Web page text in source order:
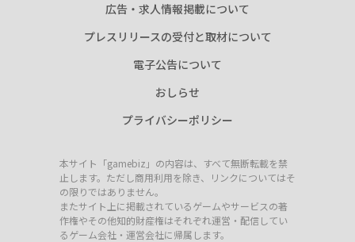
広告・求人情報掲載について
プレスリリースの受付と取材について
電子公告について
おしらせ
プライバシーポリシー
本サイト「gamebiz」の内容は、すべて無断転載を禁
止します。ただし商用利用を除き、リンクについてはそ
の限りではありません。
またサイト上に掲載されているゲームやサービスの著
作権やその他知的財産権はそれぞれ運営・配信してい
るゲーム会社・運営会社に帰属します。